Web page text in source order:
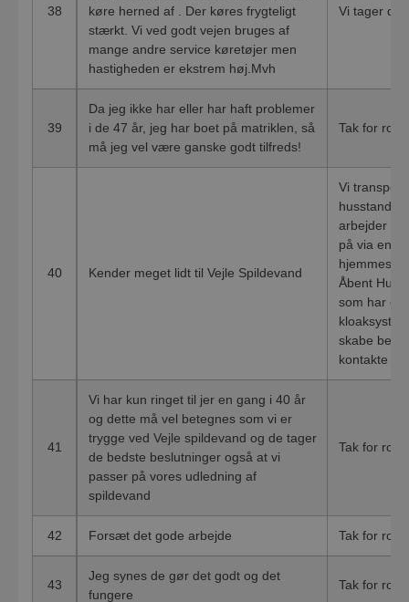
38
køre herned af . Der køres frygteligt
stærkt. Vi ved godt vejen bruges af
mange andre service køretøjer men
hastigheden er ekstrem høj.Mvh
Vi tager
39
Da jeg ikke har eller har haft problemer
i de 47 år, jeg har boet på matriklen, så
må jeg vel være ganske godt tilfreds!
Tak for
40 Kender meget lidt til Vejle Spildevand
Vi
husstande
arbejder
på via en
Åbent Hus.
som har en
skabe
kontakte
41
Vi har kun ringet til jer en gang i 40 år
og dette må vel betegnes som vi er
trygge ved Vejle spildevand og de tager
de bedste beslutninger også at vi
passer på vores udledning af
spildevand
Tak for
42 Forsæt det gode arbejde Tak for
43
Jeg synes de gør det godt og det
fungere
Tak for